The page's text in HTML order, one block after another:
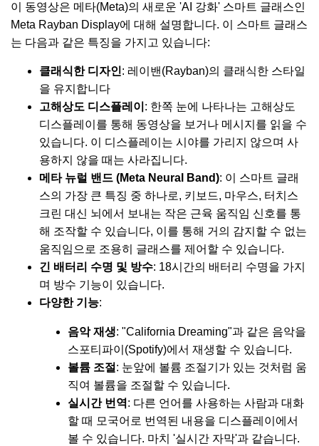
이 동영상은 메타(Meta)의 새로운 'AI 강화' 스마트 글래스인
Meta Rayban Display에 대해 설명합니다. 이 스마트 글래스
는 다음과 같은 특징을 가지고 있습니다:
클래식한 디자인: 레이밴(Rayban)의 클래식한 스타일
을 유지합니다
고해상도 디스플레이 : 한쪽 눈에 나타나는 고해상도
디스플레이를 통해 동영상을 보거나 메시지를 읽을 수
있습니다. 이 디스플레이는 시야를 가리지 않으며 사
용하지 않을 때는 사라집니다.
메타 뉴럴 밴드 (Meta Neural Band): 이 스마트 글래
스의 가장 큰 특징 중 하나로, 키보드, 마우스, 터치스
크린 대신 뇌에서 보내는 작은 근육 움직임 신호를 통
해 조작할 수 있습니다, 이를 통해 거의 감지할 수 없는
움직임으로 조용히 글래스를 제어할 수 있습니다.
긴 배터리 수명 및 방수: 18시간의 배터리 수명을 가지
며 방수 기능이 있습니다.
다양한 기능:
음악 재생: "California Dreaming"과 같은 음악을
스포티파이(Spotify)에서 재생할 수 있습니다.
볼륨 조절: 눈앞에 볼륨 조절기가 있는 것처럼 움
직여 볼륨을 조절할 수 있습니다.
실시간 번역: 다른 언어를 사용하는 사람과 대화
할 때 모국어로 번역된 내용을 디스플레이에서
볼 수 있습니다. 마치 '실시간 자막'과 같습니다.